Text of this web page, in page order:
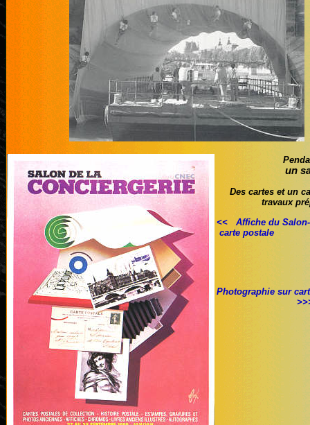
un
Des cartes et un
travaux
<< Affiche du Salon-
carte postale
Photographie sur